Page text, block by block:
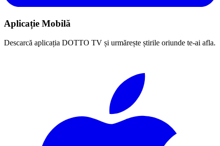
Aplicație Mobilă
Descarcă aplicația DOTTO TV și urmărește știrile oriunde te-ai afla.